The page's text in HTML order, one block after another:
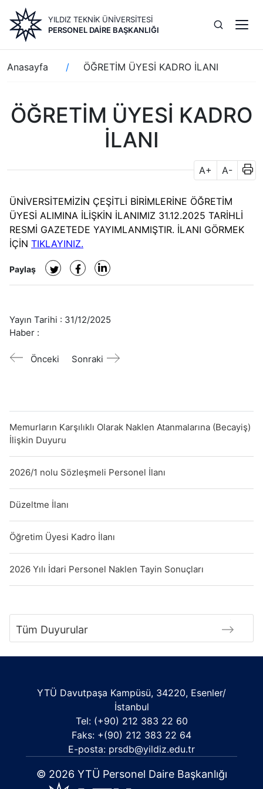
içeriğe
atla
YILDIZ TEKNİK ÜNİVERSİTESİ
PERSONEL DAIRE BAŞKANLIĞI
Sayfa
yolu
Anasayfa ÖĞRETİM ÜYESİ KADRO İLANI
ÖĞRETİM ÜYESİ KADRO
İLANI
A+ A-
ÜNİVERSİTEMİZİN ÇEŞİTLİ BİRİMLERİNE ÖĞRETİM
ÜYESİ ALIMINA İLİŞKİN İLANIMIZ 31.12.2025 TARİHLİ
RESMİ GAZETEDE YAYIMLANMIŞTIR. İLANI GÖRMEK
İÇİN TIKLAYINIZ.
Paylaş
Yayın Tarihi : 31/12/2025
Haber :
Önceki Sonraki
Memurların Karşılıklı Olarak Naklen Atanmalarına (Becayiş)
İlişkin Duyuru
2026/1 nolu Sözleşmeli Personel İlanı
Düzeltme İlanı
Öğretim Üyesi Kadro İlanı
2026 Yılı İdari Personel Naklen Tayin Sonuçları
Tüm Duyurular
YTÜ Davutpaşa Kampüsü, 34220, Esenler/
İstanbul
Tel: (+90) 212 383 22 60
Faks: +(90) 212 383 22 64
E-posta: prsdb@yildiz.edu.tr
© 2026 YTÜ Personel Daire Başkanlığı